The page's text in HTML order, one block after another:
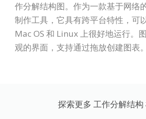
作分解结构图。作为一款基于网络
制作工具，它具有跨平台特性，可
Mac OS 和 Linux 上很好地运行。
观的界面，支持通过拖放创建图表。
探索更多 工作分解结构